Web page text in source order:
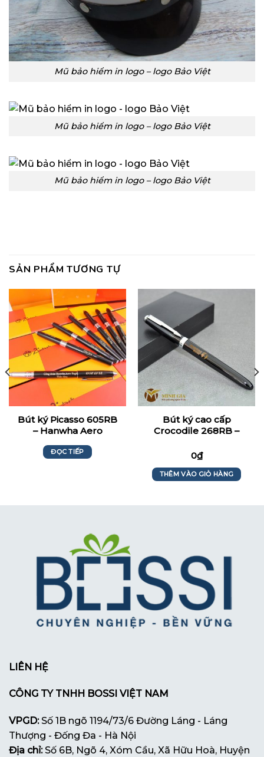
Mũ bảo hiểm in logo – logo Bảo Việt
Mũ bảo hiểm in logo – logo Bảo Việt
Mũ bảo hiểm in logo – logo Bảo Việt
SẢN PHẨM TƯƠNG TỰ
Bút ký Picasso 605RB
– Hanwha Aero
ĐỌC TIẾP
Bút ký cao cấp
Crocodile 268RB –
0₫
THÊM VÀO GIỎ HÀNG
LIÊN HỆ
CÔNG TY TNHH BOSSI VIỆT NAM
VPGD:Số 1B ngõ 1194/73/6 Đường Láng - Láng
Thượng - Đống Đa - Hà Nội
Địa chỉ:Số 6B, Ngõ 4, Xóm Cầu, Xã Hữu Hoà, Huyện